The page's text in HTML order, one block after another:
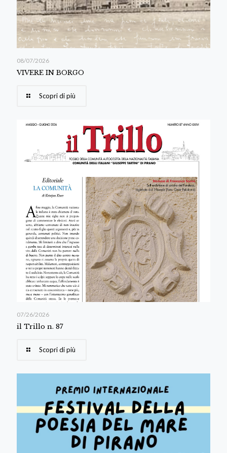
08/07/2026
VIVERE IN BORGO
Scopri di più
07/26/2026
il Trillo n. 87
Scopri di più